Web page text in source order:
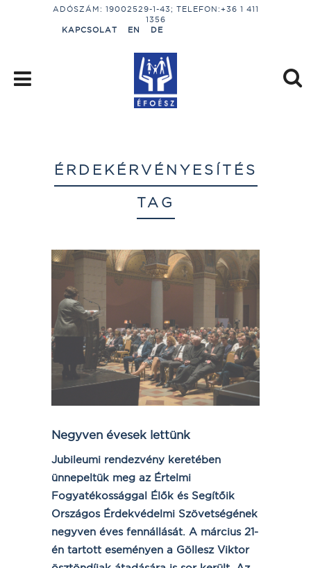
ADÓSZÁM: 19002529-1-43; TELEFON:+36 1 411
1356
KAPCSOLAT
EN DE
ÉRDEKÉRVÉNYESÍTÉS
TAG
Negyven évesek lettünk
Jubileumi rendezvény keretében
ünnepeltük meg az Értelmi
Fogyatékossággal Élők és Segítőik
Országos Érdekvédelmi Szövetségének
negyven éves fennállását. A március 21-
én tartott eseményen a Göllesz Viktor